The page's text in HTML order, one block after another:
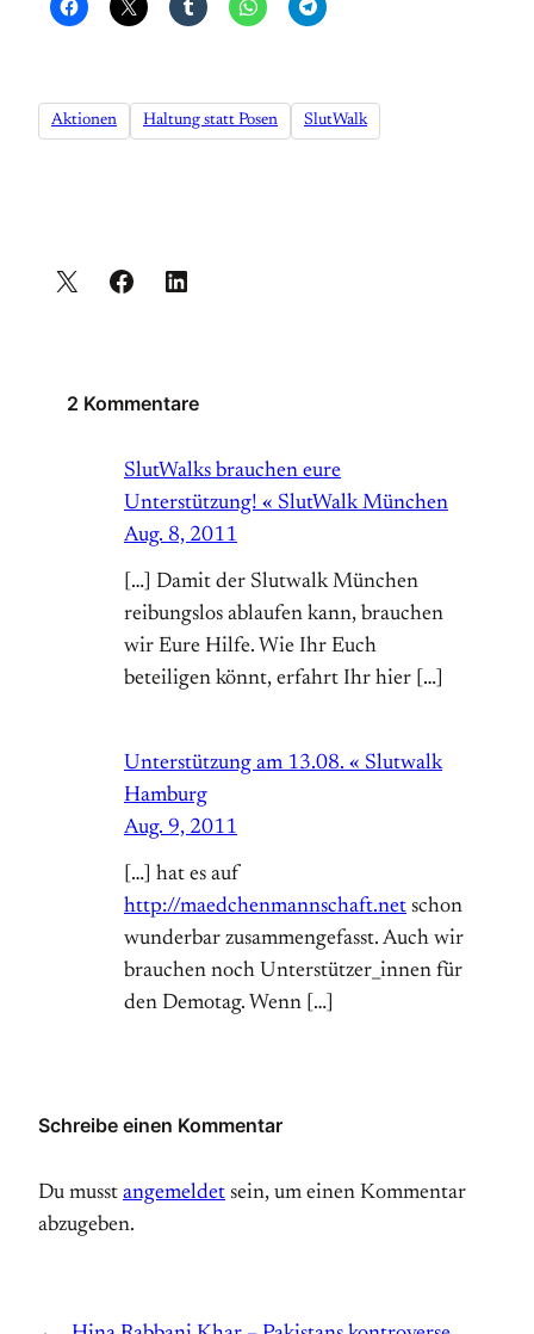
Aktionen Haltung statt Posen SlutWalk
2 Kommentare
SlutWalks brauchen eure
Unterstützung! « SlutWalk München
Aug. 8, 2011
[…] Damit der Slutwalk München
reibungslos ablaufen kann, brauchen
wir Eure Hilfe. Wie Ihr Euch
beteiligen könnt, erfahrt Ihr hier […]
Unterstützung am 13.08. « Slutwalk
Hamburg
Aug. 9, 2011
[…] hat es auf
http://maedchenmannschaft.net schon
wunderbar zusammengefasst. Auch wir
brauchen noch Unterstützer_innen für
den Demotag. Wenn […]
Schreibe einen Kommentar
Du musst angemeldet sein, um einen Kommentar
abzugeben.